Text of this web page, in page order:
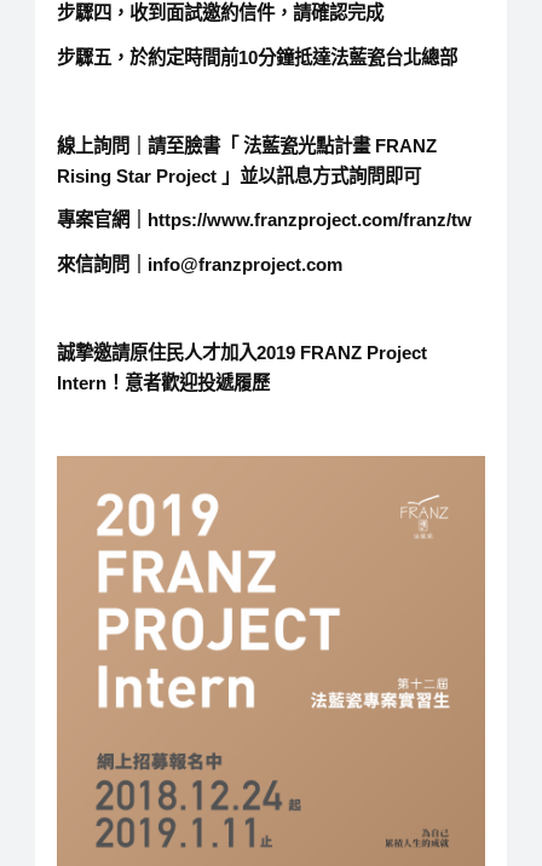
步驟四，收到面試邀約信件，請確認完成
步驟五，於約定時間前10分鐘抵達法藍瓷台北總部
線上詢問｜ 請至臉書「 法藍瓷光點計畫 FRANZ
Rising Star Project 」並以訊息方式詢問即可
專案官網｜ https://www.franzproject.com/franz/tw
來信詢問｜ info@franzproject.com
誠摯邀請原住民人才加入2019 FRANZ Project
Intern！意者歡迎投遞履歷